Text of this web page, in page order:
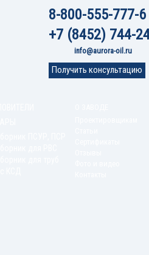
8-800-555-777-6
+7 (8452) 744-
info@aurora-oil.ru
Получить консультацию